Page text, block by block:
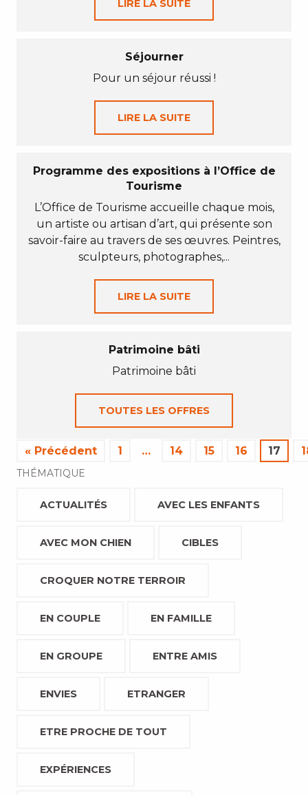
LIRE LA SUITE
Séjourner
Pour un séjour réussi !
LIRE LA SUITE
Programme des expositions à l’Office de
Tourisme
L’Office de Tourisme accueille chaque mois,
un artiste ou artisan d’art, qui présente son
savoir-faire au travers de ses œuvres. Peintres,
sculpteurs, photographes,...
LIRE LA SUITE
Patrimoine bâti
Patrimoine bâti
TOUTES LES OFFRES
« Précédent 1 … 14 15 16 17
THÉMATIQUE
ACTUALITÉS AVEC LES ENFANTS
AVEC MON CHIEN CIBLES
CROQUER NOTRE TERROIR
EN COUPLE EN FAMILLE
EN GROUPE ENTRE AMIS
ENVIES ETRANGER
ETRE PROCHE DE TOUT
EXPÉRIENCES